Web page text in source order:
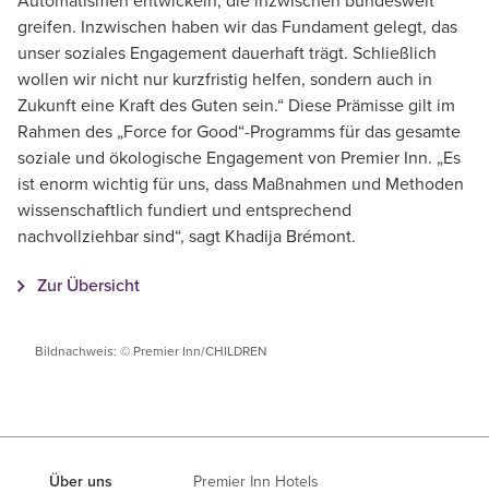
greifen. Inzwischen haben wir das Fundament gelegt, das
unser soziales Engagement dauerhaft trägt. Schließlich
wollen wir nicht nur kurzfristig helfen, sondern auch in
Zukunft eine Kraft des Guten sein.“ Diese Prämisse gilt im
Rahmen des „Force for Good“-Programms für das gesamte
soziale und ökologische Engagement von Premier Inn. „Es
ist enorm wichtig für uns, dass Maßnahmen und Methoden
wissenschaftlich fundiert und entsprechend
nachvollziehbar sind“, sagt Khadija Brémont.
Zur Übersicht
Bildnachweis: © Premier Inn/CHILDREN
Über uns Premier Inn Hotels